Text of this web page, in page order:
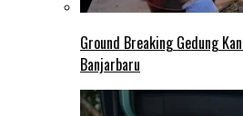
Ground Breaking Gedung
Banjarbaru